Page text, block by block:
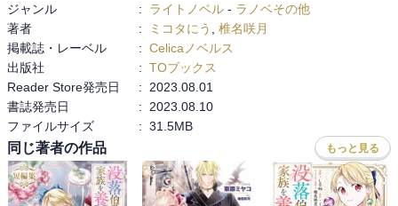
ジャンル : ライトノベル - ラノベその他
著者
: ミコタにう
椎名咲月
掲載誌・レーベル
: Celicaノベルス
出版社
: TOブックス
Reader Store発売日
:
2023.08.01
書誌発売日
:
2023.08.10
ファイルサイズ
: 31.5MB
同じ著者の作品 もっと見る